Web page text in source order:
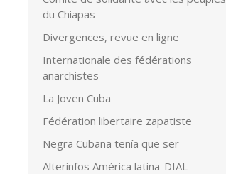
du Chiapas
Divergences, revue en ligne
Internationale des fédérations
anarchistes
La Joven Cuba
Fédération libertaire zapatiste
Negra Cubana tenía que ser
Alterinfos América latina-DIAL